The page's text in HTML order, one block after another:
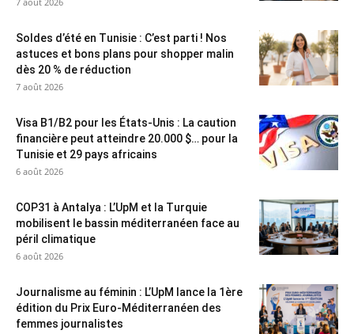
Soldes d’été en Tunisie : C’est parti ! Nos
astuces et bons plans pour shopper malin
dès 20 % de réduction
7 août 2026
Visa B1/B2 pour les États-Unis : La caution
financière peut atteindre 20.000 $… pour la
Tunisie et 29 pays africains
6 août 2026
COP31 à Antalya : L’UpM et la Turquie
mobilisent le bassin méditerranéen face au
péril climatique
6 août 2026
Journalisme au féminin : L’UpM lance la 1ère
édition du Prix Euro-Méditerranéen des
femmes journalistes